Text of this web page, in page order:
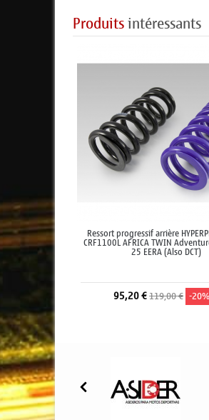
Produitsintéressants
Ressort progressif arrière
CRF1100L AFRICA TWIN
25 EERA (Also DCT)
95,20 €119,00 € -20%